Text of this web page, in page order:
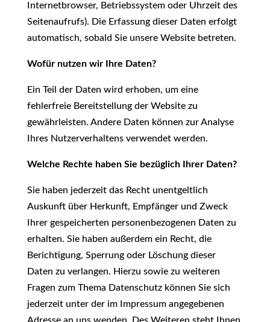
Internetbrowser, Betriebssystem oder Uhrzeit des
Seitenaufrufs). Die Erfassung dieser Daten erfolgt
automatisch, sobald Sie unsere Website betreten.
Wofür nutzen wir Ihre Daten?
Ein Teil der Daten wird erhoben, um eine
fehlerfreie Bereitstellung der Website zu
gewährleisten. Andere Daten können zur Analyse
Ihres Nutzerverhaltens verwendet werden.
Welche Rechte haben Sie bezüglich Ihrer Daten?
Sie haben jederzeit das Recht unentgeltlich
Auskunft über Herkunft, Empfänger und Zweck
Ihrer gespeicherten personenbezogenen Daten zu
erhalten. Sie haben außerdem ein Recht, die
Berichtigung, Sperrung oder Löschung dieser
Daten zu verlangen. Hierzu sowie zu weiteren
Fragen zum Thema Datenschutz können Sie sich
jederzeit unter der im Impressum angegebenen